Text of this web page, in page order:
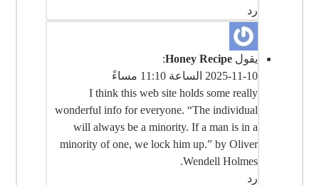
رد
يقول Honey Recipe
:
2025-11-10 الساعة 11:10 مساءً
I think this web site holds some really
wonderful info for everyone. “The individual
will always be a minority. If a man is in a
minority of one, we lock him up.” by Oliver
Wendell Holmes.
رد